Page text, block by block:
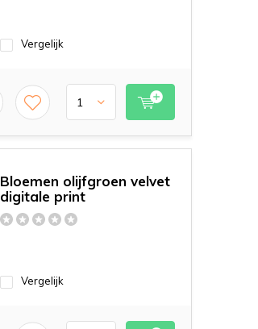
Vergelijk
Bloemen olijfgroen velvet
digitale print
Vergelijk